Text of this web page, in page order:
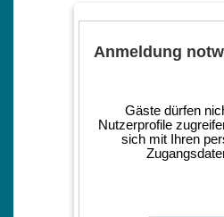
Anmeldung
Gäste dürfen
Nutzerprofile
sich mit Ihren